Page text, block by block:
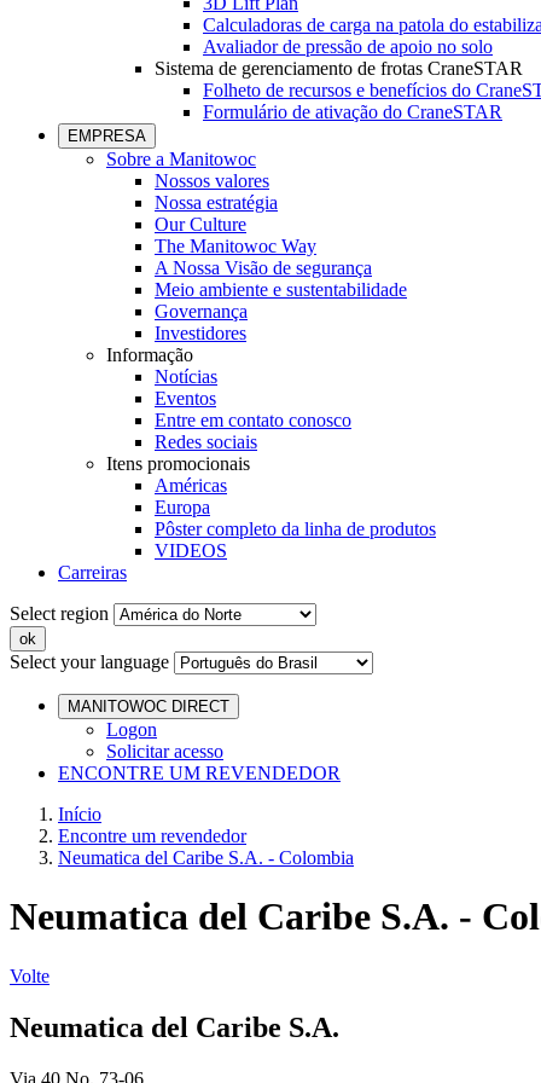
Calculadoras de carga na patola do
Avaliador de pressão de apoio no solo
Sistema de gerenciamento de frotas CraneSTAR
Folheto de recursos e benefícios do
Formulário de ativação do CraneSTAR
EMPRESA
Sobre a Manitowoc
Nossos valores
Nossa estratégia
Our Culture
The Manitowoc Way
A Nossa Visão de segurança
Meio ambiente e sustentabilidade
Governança
Investidores
Informação
Notícias
Eventos
Entre em contato conosco
Redes sociais
Itens promocionais
Américas
Europa
Pôster completo da linha de produtos
VIDEOS
Carreiras
Select region
Select your language
MANITOWOC DIRECT
Logon
Solicitar acesso
ENCONTRE UM REVENDEDOR
Início
Encontre um revendedor
Neumatica del Caribe S.A. - Colombia
Neumatica del Caribe S.A. -
Volte
Neumatica del Caribe S.A.
Via 40 No. 73-06